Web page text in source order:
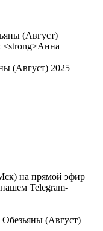
(Август) 2025
на прямой эфир
Telegram-
Обезьяны (Август)